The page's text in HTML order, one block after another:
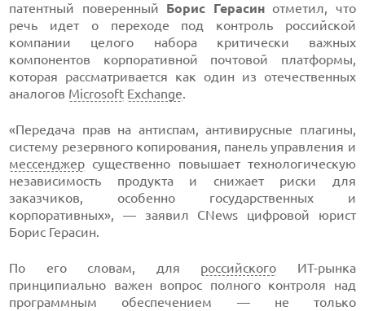
патентный поверенный Борис Герасинотметил, что
речь идет о переходе под контроль российской
компании целого набора критически важных
компонентов корпоративной почтовой платформы,
которая рассматривается как один из отечественных
аналогов Microsoft Exchange.
«Передача прав на антиспам, антивирусные плагины,
систему резервного копирования, панель управления и
мессенджер существенно повышает технологическую
независимость продукта и снижает риски для
заказчиков, особенно государственных и
корпоративных», — заявил CNews цифровой юрист
Борис Герасин.
По его словам, для российского ИТ-рынка
принципиально важен вопрос полного контроля над
программным обеспечением — не только